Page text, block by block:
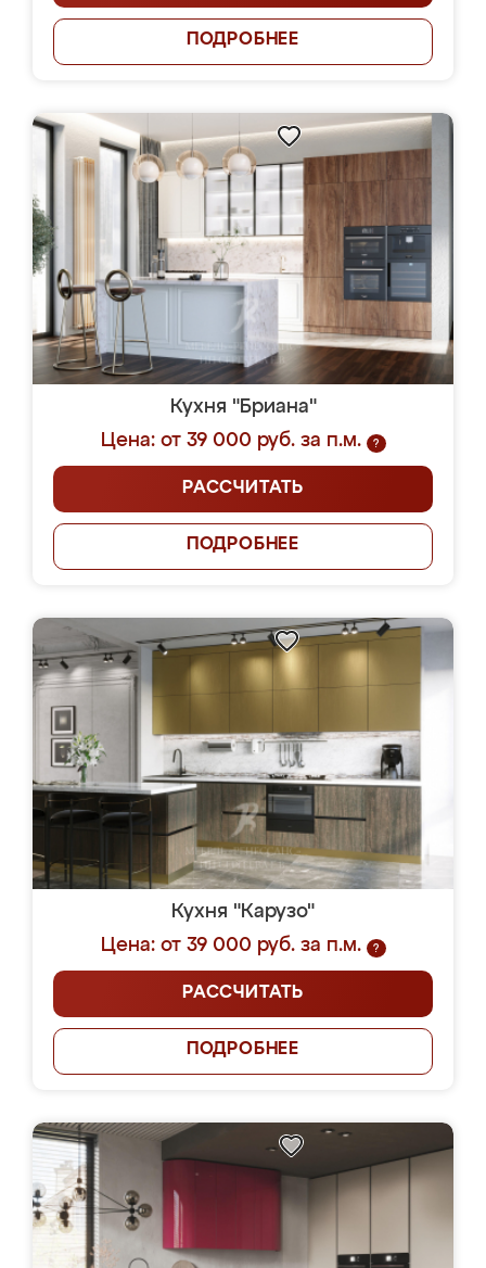
ПОДРОБНЕЕ
Кухня "Бриана"
Цена: от 39 000 руб. за п.м.
?
РАССЧИТАТЬ
ПОДРОБНЕЕ
Кухня "Карузо"
Цена: от 39 000 руб. за п.м.
?
РАССЧИТАТЬ
ПОДРОБНЕЕ